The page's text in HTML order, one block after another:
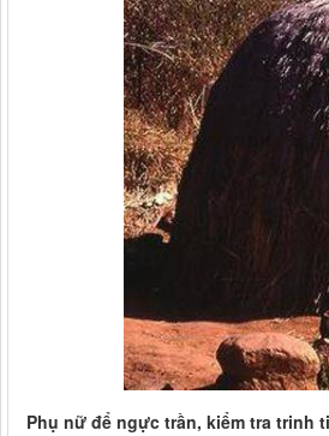
Phụ nữ để ngực trần, kiểm tra trinh